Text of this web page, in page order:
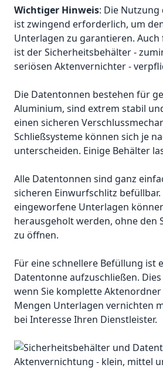
Wichtiger Hinweis: Die
ist zwingend erforderlich, um
Unterlagen zu garantieren.
ist der Sicherheitsbehälter -
seriösen Aktenvernichter -
Die Datentonnen bestehen für
Aluminium, sind extrem stabil
einen sicheren
Schließsysteme können sich je
unterscheiden. Einige Behälter
Alle Datentonnen sind ganz
sicheren Einwurfschlitz befüllbar.
eingeworfene Unterlagen
herausgeholt werden, ohne den
zu öffnen.
Für eine schnellere Befüllung ist
Datentonne aufzuschließen.
wenn Sie komplette
Mengen Unterlagen vernichten
bei Interesse Ihren Dienstleister.